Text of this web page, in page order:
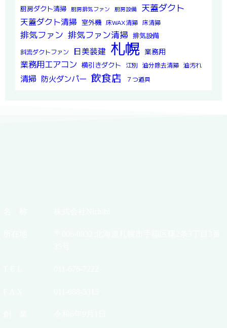
厨房ダクト清掃 厨房排気ファン 厨房設備 天蓋ダクト
天蓋ダクト清掃 室外機 床WAX清掃 床清掃
排気ファン 排気ファン清掃 排気設備
斜流ダクトファン 日美装建 札幌 業務用
業務用エアコン 横引きダクト 江別 油分除去清掃 油汚れ
清掃 防火ダンパー 飲食店 ７つ道具